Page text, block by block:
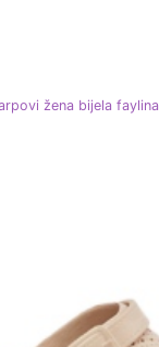
žena bijela faylina